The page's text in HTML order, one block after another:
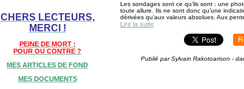
CHERS LECTEURS,
MERCI !
PEINE DE MORT :
POUR OU CONTRE ?
MES ARTICLES DE FOND
MES DOCUMENTS
Les sondages sont ce qu’ils sont : une
toute allure. Ils ne sont donc qu’une
dérivées qu’aux valeurs absolues. Aux
Lire la suite
Publié par Sylvain Rakotoarison -